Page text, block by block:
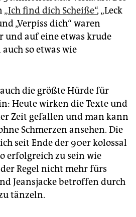
„Ich find dich Scheiße“, „Leck
„Verpiss dich“ waren
auf eine etwas krude
so etwas wie
die größte Hürde für
Heute wirken die Texte und
Zeit gefallen und man kann
Schmerzen ansehen. Die
seit Ende der 90er kolossal
erfolgreich zu sein wie
Regel nicht mehr fürs
Jeansjacke betroffen durch
tänzeln.